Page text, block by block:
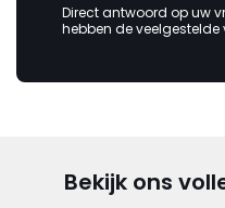
Direct antwoord op uw
hebben de veelgestelde
Bekijk ons